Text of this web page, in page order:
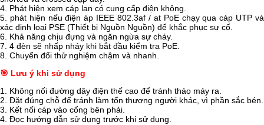
4. Phát hiện xem cáp lan có cung cấp điện không.
5. phát hiện nếu điện áp IEEE 802.3af / at PoE chạy qua cáp UTP và
xác định loại PSE (Thiết bị Nguồn Nguồn) để khắc phục sự cố.
6. Khả năng chịu đựng và ngăn ngừa sự cháy.
7. 4 đèn sẽ nhấp nháy khi bắt đầu kiểm tra PoE.
8. Chuyển đổi thử nghiệm chậm và nhanh.
🎯 Lưu ý khi sử dụng
1. Không nối đường dây điện thế cao để tránh tháo máy ra.
2. Đặt đúng chỗ để tránh làm tổn thương người khác, vì phần sắc bén.
3. Kết nối cáp vào cổng bên phải.
4. Đọc hướng dẫn sử dụng trước khi sử dụng.